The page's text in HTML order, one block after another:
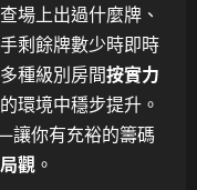
上出過什麼牌、
剩餘牌數少時即時
種級別房間按實力
環境中穩步提升。
讓你有充裕的籌碼
觀 。